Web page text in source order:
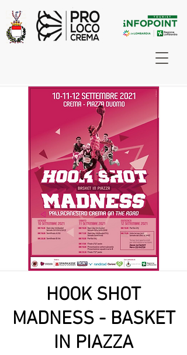
HOOK SHOT
MADNESS - BASKET
IN PIAZZA